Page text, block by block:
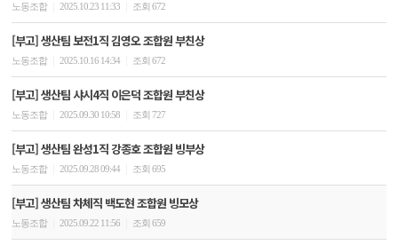
노동조합 2025.10.23 11:33 조회 672
[부고] 생산팀 보전1직 김영오 조합원 부친상
노동조합 2025.10.16 14:34 조회 672
[부고] 생산팀 샤시4직 이은덕 조합원 부친상
노동조합 2025.09.30 10:58 조회 727
[부고] 생산팀 완성1직 강종호 조합원 빙부상
노동조합 2025.09.28 09:44 조회 695
[부고] 생산팀 차체직 백도현 조합원 빙모상
노동조합 2025.09.22 11:56 조회 659